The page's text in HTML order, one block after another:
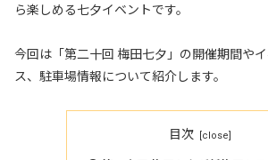
ら楽しめる七夕イベントです。
今回は「第二十回 梅田七夕」の開催期間や
ス、駐車場情報について紹介します。
目次